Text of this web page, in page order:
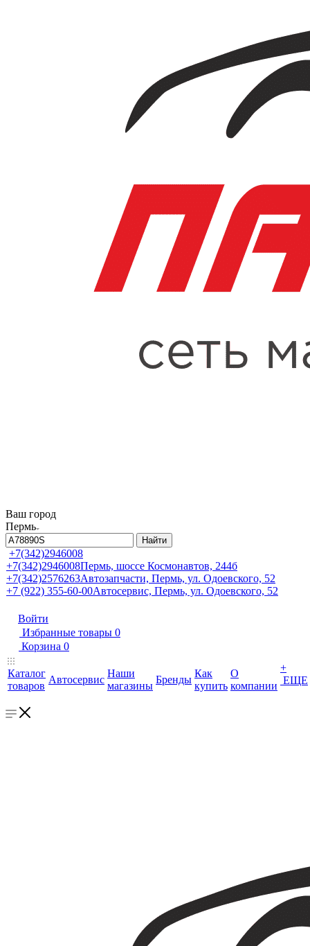
Ваш город
Пермь
Найти
+7(342)2946008
+7(342)2946008Пермь, шоссе Космонавтов, 244б
+7(342)2576263Автозапчасти, Пермь, ул. Одоевского, 52
+7 (922) 355-60-00Автосервис, Пермь, ул. Одоевского, 52
Войти
Избранные товары 0
Корзина 0
Каталог
товаров
Автосервис
Наши
магазины
Бренды
Как
купить
О
компании
+
ЕЩЕ